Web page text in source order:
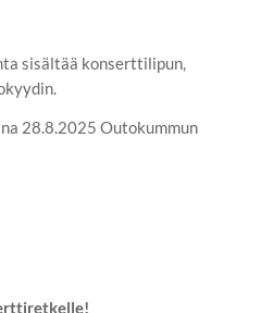
sisältää konserttilipun,
28.8.2025 Outokummun